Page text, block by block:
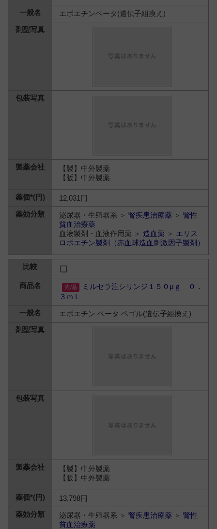
エポエチンベータ(遺伝子組換え)
【製】中外製薬
【販】中外製薬
12,031円
泌尿器・生殖器系 ＞腎疾患治療薬 ＞腎性
貧血治療薬
血液製剤・血液作用薬 ＞造血薬 ＞ エリス
ロポエチン製剤（赤血球造血刺激因子製剤）
ミルセラ注シリンジ１５０μｇ ０．
３ｍＬ
エポエチン ベータ ペゴル(遺伝子組換え)
【製】中外製薬
【販】中外製薬
13,798円
泌尿器・生殖器系 ＞腎疾患治療薬 ＞腎性
貧血治療薬